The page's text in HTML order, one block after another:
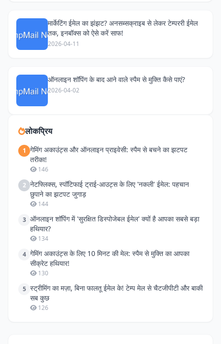
मार्केटिंग ईमेल का झंझट? अनसब्सक्राइब से लेकर टेम्पररी ईमेल
तक, इनबॉक्स को ऐसे करें साफ!
2026-04-11
ऑनलाइन शॉपिंग के बाद आने वाले स्पैम से मुक्ति कैसे पाएं?
2026-04-02
लोकप्रिय
1 गेमिंग अकाउंट्स और ऑनलाइन प्राइवेसी: स्पैम से बचने का झटपट
तरीका!
146
2 नेटफ्लिक्स, स्पॉटिफाई ट्राई-आउट्स के लिए 'नकली' ईमेल: पहचान
छुपाने का झटपट जुगाड़
144
3 ऑनलाइन शॉपिंग में 'सुरक्षित डिस्पोजेबल ईमेल' क्यों है आपका सबसे बड़ा
हथियार?
134
4 गेमिंग अकाउंट्स के लिए 10 मिनट की मेल: स्पैम से मुक्ति का आपका
सीक्रेट हथियार!
130
5 स्ट्रीमिंग का मज़ा, बिना फालतू ईमेल के! टेम्प मेल से चैटजीपीटी और बाकी
सब कुछ
126